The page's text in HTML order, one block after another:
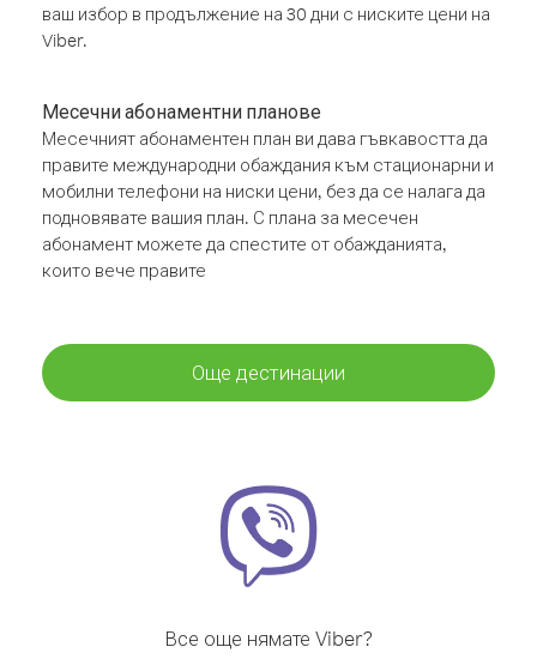
ваш избор в продължение на 30 дни с ниските цени на
Viber.
Месечни абонаментни планове
Месечният абонаментен план ви дава гъвкавостта да
правите международни обаждания към стационарни и
мобилни телефони на ниски цени, без да се налага да
подновявате вашия план. С плана за месечен
абонамент можете да спестите от обажданията,
които вече правите
Още дестинации
Все още нямате Viber?